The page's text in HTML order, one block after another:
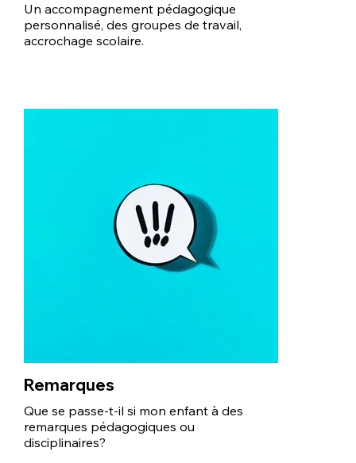
Un accompagnement pédagogique
personnalisé, des groupes de travail,
accrochage scolaire.
Remarques
Que se passe-t-il si mon enfant à des
remarques pédagogiques ou
disciplinaires?